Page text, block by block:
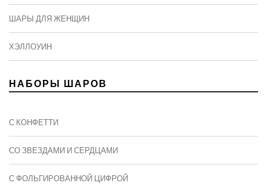
ШАРЫ ДЛЯ ЖЕНЩИН
ХЭЛЛОУИН
НАБОРЫ ШАРОВ
С КОНФЕТТИ
СО ЗВЕЗДАМИ И СЕРДЦАМИ
С ФОЛЬГИРОВАННОЙ ЦИФРОЙ